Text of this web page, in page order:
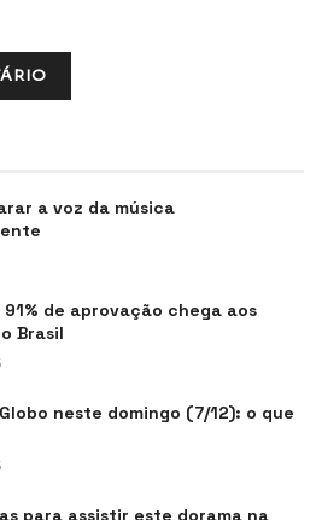
a voz da música
91% de aprovação chega aos
Brasil
neste domingo (7/12): o que
para assistir este dorama na